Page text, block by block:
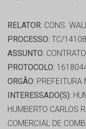
RELATOR: CONS.
PROCESSO: TC/
ASSUNTO:
PROTOCOLO:
ORGÃO: PREFEITURA
INTERESSADO(S):
HUMBERTO CARLOS
COMERCIAL DE